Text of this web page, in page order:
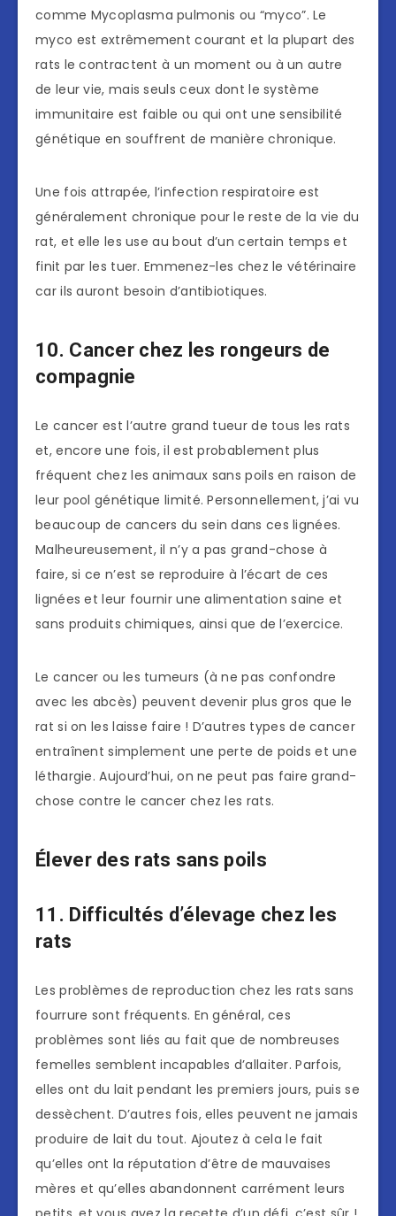
comme Mycoplasma pulmonis ou “myco”. Le
myco est extrêmement courant et la plupart des
rats le contractent à un moment ou à un autre
de leur vie, mais seuls ceux dont le système
immunitaire est faible ou qui ont une sensibilité
génétique en souffrent de manière chronique.
Une fois attrapée, l’infection respiratoire est
généralement chronique pour le reste de la vie du
rat, et elle les use au bout d’un certain temps et
finit par les tuer. Emmenez-les chez le vétérinaire
car ils auront besoin d’antibiotiques.
10. Cancer chez les rongeurs de
compagnie
Le cancer est l’autre grand tueur de tous les rats
et, encore une fois, il est probablement plus
fréquent chez les animaux sans poils en raison de
leur pool génétique limité. Personnellement, j’ai vu
beaucoup de cancers du sein dans ces lignées.
Malheureusement, il n’y a pas grand-chose à
faire, si ce n’est se reproduire à l’écart de ces
lignées et leur fournir une alimentation saine et
sans produits chimiques, ainsi que de l’exercice.
Le cancer ou les tumeurs (à ne pas confondre
avec les abcès) peuvent devenir plus gros que le
rat si on les laisse faire ! D’autres types de cancer
entraînent simplement une perte de poids et une
léthargie. Aujourd’hui, on ne peut pas faire grand-
chose contre le cancer chez les rats.
Élever des rats sans poils
11. Difficultés d’élevage chez les
rats
Les problèmes de reproduction chez les rats sans
fourrure sont fréquents. En général, ces
problèmes sont liés au fait que de nombreuses
femelles semblent incapables d’allaiter. Parfois,
elles ont du lait pendant les premiers jours, puis se
dessèchent. D’autres fois, elles peuvent ne jamais
produire de lait du tout. Ajoutez à cela le fait
qu’elles ont la réputation d’être de mauvaises
mères et qu’elles abandonnent carrément leurs